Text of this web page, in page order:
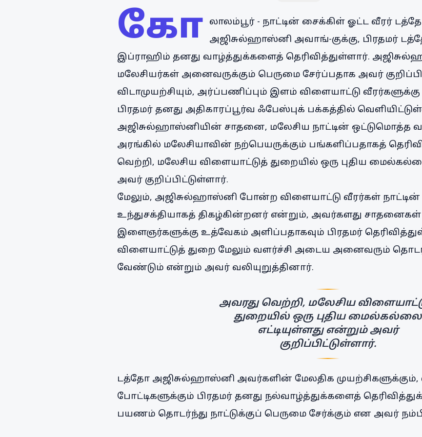
கோ
லாலம்பூர் - நாட்டின் சைக்கிள் ஓட்ட வீரர்
அஜிசுல்ஹாஸ்னி அவாங்-குக்கு, பிரதமர்
இப்ராஹிம் தனது வாழ்த்துக்களைத் தெரிவித்துள்ளார்.
மலேசியர்கள் அனைவருக்கும் பெருமை சேர்ப்பதாக அவர்
விடாமுயற்சியும், அர்ப்பணிப்பும் இளம் விளையாட்டு வீரர்களுக்கு
பிரதமர் தனது அதிகாரப்பூர்வ ஃபேஸ்புக் பக்கத்தில்
அஜிசுல்ஹாஸ்னியின் சாதனை, மலேசிய நாட்டின் ஒட்டுமொத்த
அரங்கில் மலேசியாவின் நற்பெயருக்கும் பங்களிப்பதாகத்
வெற்றி, மலேசிய விளையாட்டுத் துறையில் ஒரு புதிய
அவர் குறிப்பிட்டுள்ளார்.
மேலும், அஜிசுல்ஹாஸ்னி போன்ற விளையாட்டு வீரர்கள் நாட்டின்
உந்துசக்தியாகத் திகழ்கின்றனர் என்றும், அவர்களது சாதனைகள்
இளைஞர்களுக்கு உத்வேகம் அளிப்பதாகவும் பிரதமர்
விளையாட்டுத் துறை மேலும் வளர்ச்சி அடைய அனைவரும்
வேண்டும் என்றும் அவர் வலியுறுத்தினார்.
அவரது வெற்றி, மலேசிய
துறையில் ஒரு புதிய மைல்கல்லை
எட்டியுள்ளது என்றும் அவர்
குறிப்பிட்டுள்ளார்.
டத்தோ அஜிசுல்ஹாஸ்னி அவர்களின் மேலதிக முயற்சிகளுக்கும்,
போட்டிகளுக்கும் பிரதமர் தனது நல்வாழ்த்துக்களைத்
பயணம் தொடர்ந்து நாட்டுக்குப் பெருமை சேர்க்கும் என அவர்